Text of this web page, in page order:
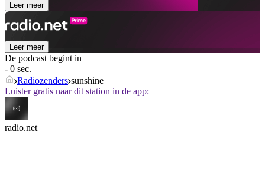
Leer meer
Leer meer
De podcast begint in
- 0 sec.
Radiozenders sunshine
Luister gratis naar dit station in de app:
radio.net